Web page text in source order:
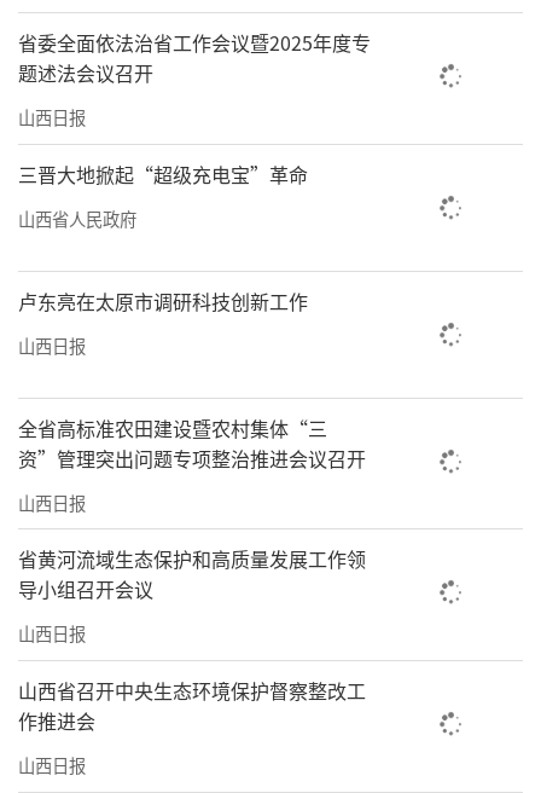
省委全面依法治省工作会议暨2025年度专
题述法会议召开
山西日报
三晋大地掀起“超级充电宝”革命
山西省人民政府
卢东亮在太原市调研科技创新工作
山西日报
全省高标准农田建设暨农村集体“三
资”管理突出问题专项整治推进会议召开
山西日报
省黄河流域生态保护和高质量发展工作领
导小组召开会议
山西日报
山西省召开中央生态环境保护督察整改工
作推进会
山西日报